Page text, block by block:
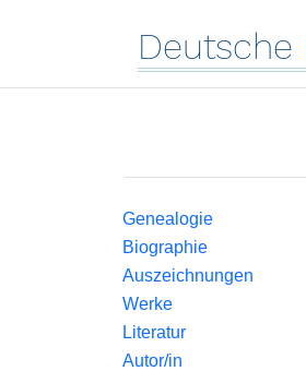
Deutsche
Genealogie
Biographie
Auszeichnungen
Werke
Literatur
Autor/in